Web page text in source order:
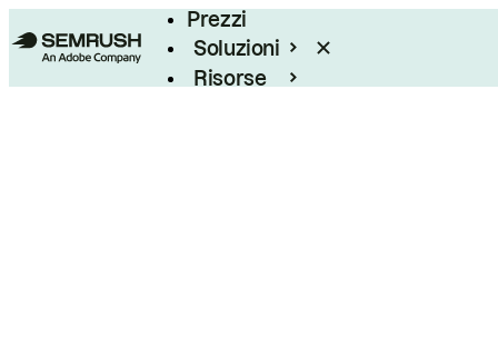
Prezzi
Soluzioni
Risorse